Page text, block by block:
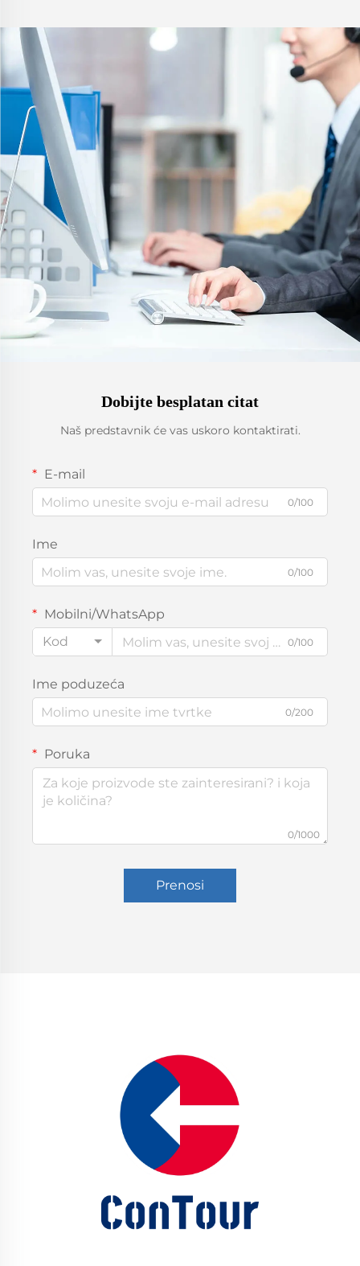
Dobijte besplatan citat
Naš predstavnik će vas uskoro kontaktirati.
E-mail
0/100
Ime
0/100
Mobilni/WhatsApp
Kod
0/100
Ime poduzeća
0/200
Poruka
0/1000
Prenosi